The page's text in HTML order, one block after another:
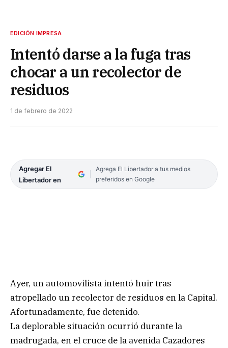
EDICIÓN IMPRESA
Intentó darse a la fuga tras
chocar a un recolector de
residuos
1 de febrero de 2022
Agregar El
Libertador en
Agrega El Libertador a tus medios
preferidos en Google
Ayer, un automovilista intentó huir tras
atropellado un recolector de residuos en la Capital.
Afortunadamente, fue detenido.
La deplorable situación ocurrió durante la
madrugada, en el cruce de la avenida Cazadores